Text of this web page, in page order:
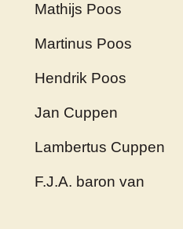
Poos
Poos
Poos
Cuppen
Cuppen
baron van